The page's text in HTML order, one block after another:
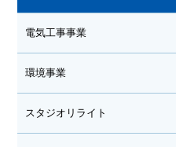
電気工事事業
環境事業
スタジオリライト